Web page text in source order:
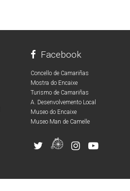
Facebook
Concello de Camariñas
Mostra do Encaixe
Turismo de Camariñas
A. Desenvolvemento Local
Museo do Encaixe
Museo Man de Camelle